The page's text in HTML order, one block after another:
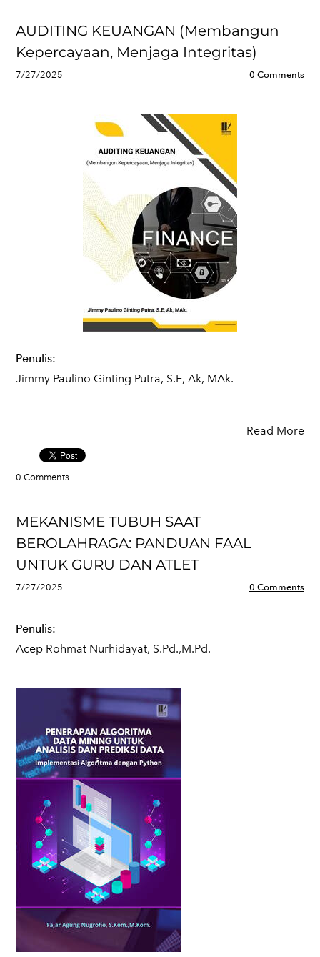
AUDITING KEUANGAN (Membangun
Kepercayaan, Menjaga Integritas)
7/27/2025 0 Comments
Penulis:
Jimmy Paulino Ginting Putra, S.E, Ak, MAk.
Read More
0 Comments
MEKANISME TUBUH SAAT
BEROLAHRAGA: PANDUAN FAAL
UNTUK GURU DAN ATLET
7/27/2025 0 Comments
Penulis:
Acep Rohmat Nurhidayat, S.Pd.,M.Pd.